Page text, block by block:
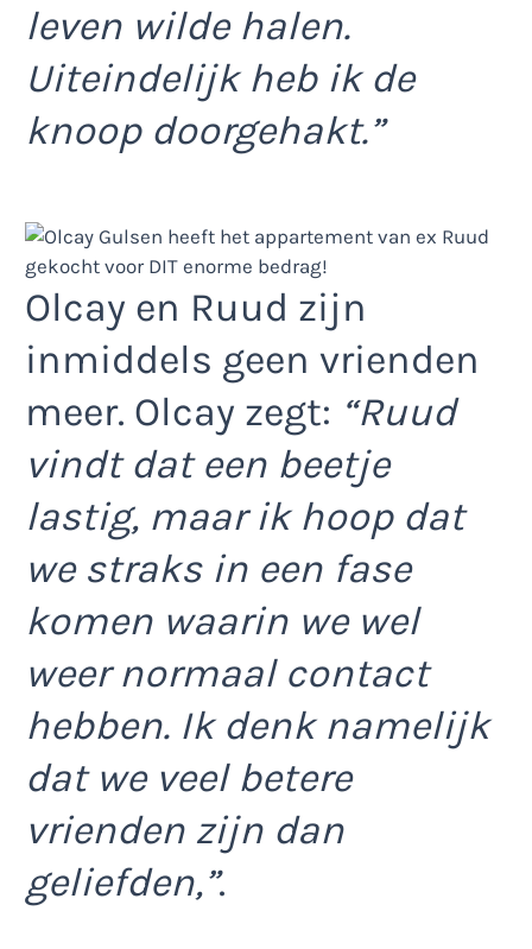
leven wilde halen.
Uiteindelijk heb ik de
knoop doorgehakt.”
Olcay en Ruud zijn
inmiddels geen vrienden
meer. Olcay zegt: “Ruud
vindt dat een beetje
lastig, maar ik hoop dat
we straks in een fase
komen waarin we wel
weer normaal contact
hebben. Ik denk namelijk
dat we veel betere
vrienden zijn dan
geliefden,”.